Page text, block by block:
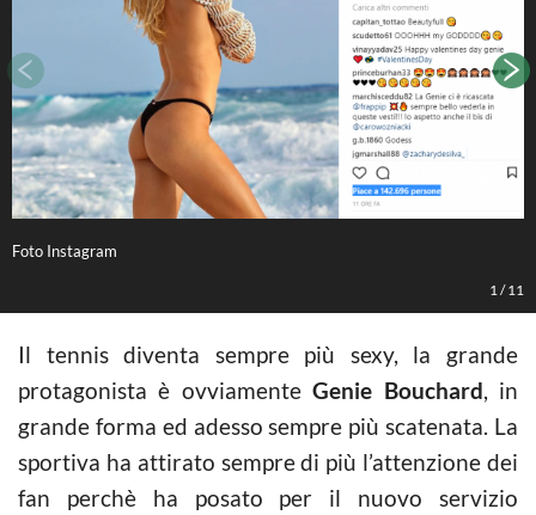
Foto Instagram
1 /11
Il tennis diventa sempre più sexy, la grande
protagonista è ovviamenteGenie Bouchard, in
grande forma ed adesso sempre più scatenata. La
sportiva ha attirato sempre di più l’attenzione dei
fan perchè ha posato per il nuovo servizio